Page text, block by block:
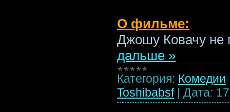
О фильме:
Джошу Ковачу не
дальше »
Категория: Комедии
Toshibabsf | Дата: